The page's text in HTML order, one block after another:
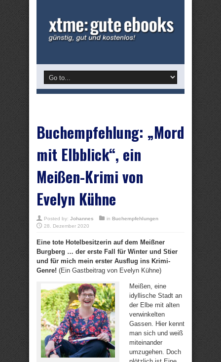
Buchempfehlung: „Mord
mit Elbblick“, ein
Meißen-Krimi von
Evelyn Kühne
Posted by: Johannes in Buchempfehlungen
28. Dezember 2020
Eine tote Hotelbesitzerin auf dem Meißner
Burgberg … der erste Fall für Winter und Stier
und für mich mein erster Ausflug ins Krimi-
Genre! (Ein Gastbeitrag von Evelyn Kühne)
Meißen, eine
idyllische Stadt an
der Elbe mit alten
verwinkelten
Gassen. Hier kennt
man sich und weiß
miteinander
umzugehen. Doch